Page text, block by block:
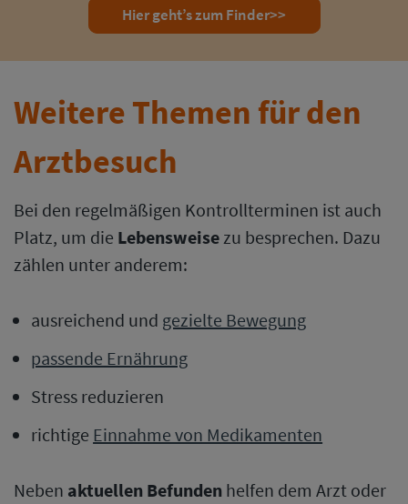
Hier geht’s zum Finder>>
Weitere Themen für den
Arztbesuch
Bei den regelmäßigen Kontrollterminen ist auch
Platz, um die Lebensweisezu besprechen. Dazu
zählen unter anderem:
ausreichend und gezielte Bewegung
passende Ernährung
Stress reduzieren
richtige Einnahme von Medikamenten
Neben aktuellen Befunden helfen dem Arzt oder